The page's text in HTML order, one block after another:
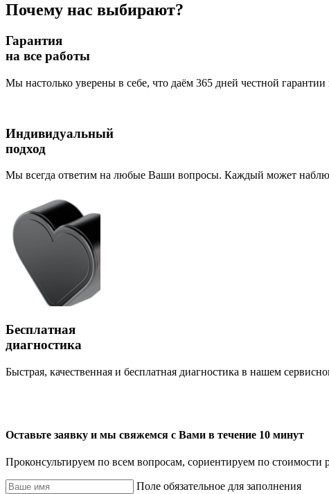
Почему нас выбирают?
Гарантия
на все работы
Мы настолько уверены в себе, что даём 365 дней честной
Индивидуальный
подход
Мы всегда ответим на любые Ваши вопросы. Каждый может
Бесплатная
диагностика
Быстрая, качественная и бесплатная диагностика в нашем
Оставьте заявку и мы свяжемся с Вами в течение 10 минут
Проконсультируем по всем вопросам, сориентируем по стоимости
Поле обязательное для заполнения